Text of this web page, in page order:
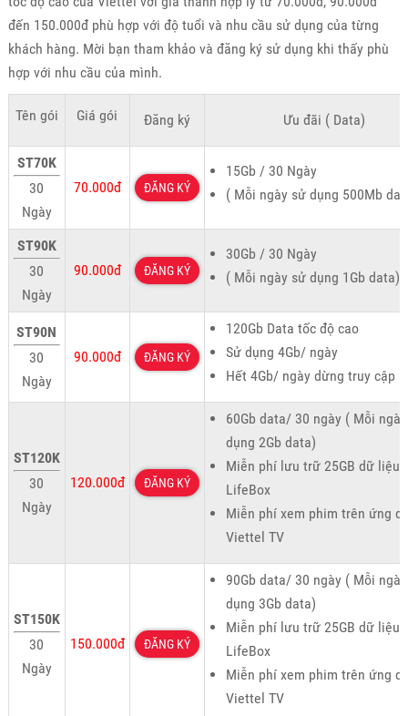
đến 150.000đ phù hợp với độ tuổi và nhu cầu sử dụng của từng
khách hàng. Mời bạn tham khảo và đăng ký sử dụng khi thấy phù
hợp với nhu cầu của mình.
Tên gói Giá gói Đăng ký Ưu đãi ( Data)
ST70K
30
Ngày
70.000đ ĐĂNG KÝ
15Gb / 30 Ngày
( Mỗi ngày sử dụng 500Mb
ST90K
30
Ngày
90.000đ ĐĂNG KÝ
30Gb / 30 Ngày
( Mỗi ngày sử dụng 1Gb data)
ST90N
30
Ngày
90.000đ ĐĂNG KÝ
120Gb Data tốc độ cao
Sử dụng 4Gb/ ngày
Hết 4Gb/ ngày dừng truy cập
ST120K
30
Ngày
120.000đ ĐĂNG KÝ
60Gb data/ 30 ngày ( Mỗi
dụng 2Gb data)
Miễn phí lưu trữ 25GB dữ liệu
LifeBox
Miễn phí xem phim trên ứng
Viettel TV
ST150K
30
Ngày
150.000đ ĐĂNG KÝ
90Gb data/ 30 ngày ( Mỗi
dụng 3Gb data)
Miễn phí lưu trữ 25GB dữ liệu
LifeBox
Miễn phí xem phim trên ứng
Viettel TV